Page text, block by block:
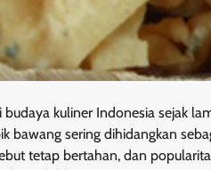
kuliner Indonesia sejak
bawang sering dihidangkan
tetap bertahan, dan